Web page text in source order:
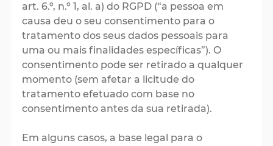
art. 6.º, n.º 1, al. a) do RGPD (“a pessoa em
causa deu o seu consentimento para o
tratamento dos seus dados pessoais para
uma ou mais finalidades específicas”). O
consentimento pode ser retirado a qualquer
momento (sem afetar a licitude do
tratamento efetuado com base no
consentimento antes da sua retirada).
Em alguns casos, a base legal para o